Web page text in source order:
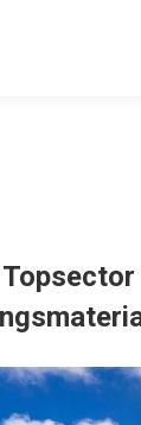
Topsector